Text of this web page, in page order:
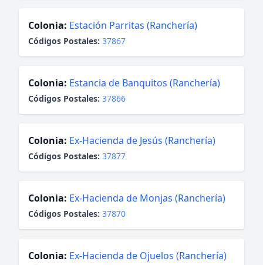
Colonia: Estación Parritas (Ranchería)
Códigos Postales: 37867
Colonia: Estancia de Banquitos (Ranchería)
Códigos Postales: 37866
Colonia: Ex-Hacienda de Jesús (Ranchería)
Códigos Postales: 37877
Colonia: Ex-Hacienda de Monjas (Ranchería)
Códigos Postales: 37870
Colonia: Ex-Hacienda de Ojuelos (Ranchería)